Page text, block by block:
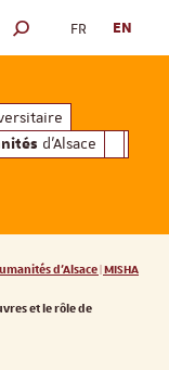
des
d'Alsace
SEARCH ENGINE
FR EN
d'Alsace | MISHA
et le rôle de